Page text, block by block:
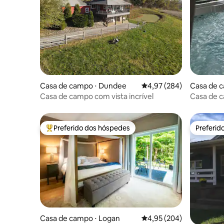
Casa de campo ⋅ Dundee 4,97 de uma avaliação
4,97 (284)
Casa de campo com vista incrível
Casa de
Casa de
Entre os melhores preferidos dos hóspedes
Preferido dos hóspedes
Casa de campo ⋅ Logan 4,95 de uma avaliação
4,95 (204)